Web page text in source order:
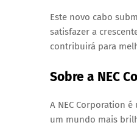
Este novo cabo
satisfazer a
contribuirá para
Sobre a NEC
A NEC Corporation
um mundo mais